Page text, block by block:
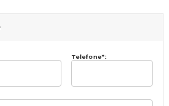
Telefone*: